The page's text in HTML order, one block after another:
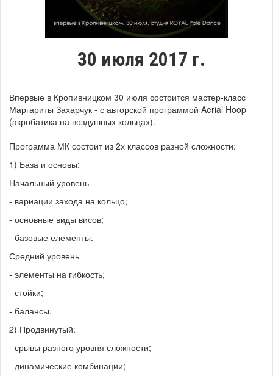
30 июля 2017 г.
Впервые в Кропивницком 30 июля состоится мастер-класс
Маргариты Захарчук - с авторской программой Aerial Hoop
(акробатика на воздушных кольцах).
Программа МК состоит из 2х классов разной сложности:
1) База и основы:
Начальный уровень
- вариации захода на кольцо;
- основные виды висов;
- базовые елементы.
Средний уровень
- элементы на гибкость;
- стойки;
- балансы.
2) Продвинутый:
- срывы разного уровня сложности;
- динамические комбинации;